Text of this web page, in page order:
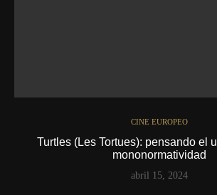
CINE EUROPEO
Turtles (Les Tortues): pensando el
mononormatividad
abril 15, 2024